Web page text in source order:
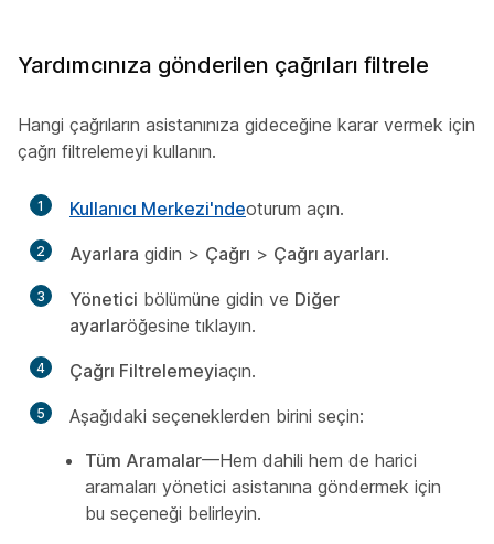
Yardımcınıza gönderilen çağrıları filtrele
Hangi çağrıların asistanınıza gideceğine karar vermek için
çağrı filtrelemeyi kullanın.
1 Kullanıcı Merkezi'ndeoturum açın.
2 Ayarlara gidin > Çağrı > Çağrı ayarları.
3 Yönetici bölümüne gidin ve Diğer
ayarlaröğesine tıklayın.
4 Çağrı Filtrelemeyiaçın.
5
Aşağıdaki seçeneklerden birini seçin:
Tüm Aramalar—Hem dahili hem de harici
aramaları yönetici asistanına göndermek için
bu seçeneği belirleyin.